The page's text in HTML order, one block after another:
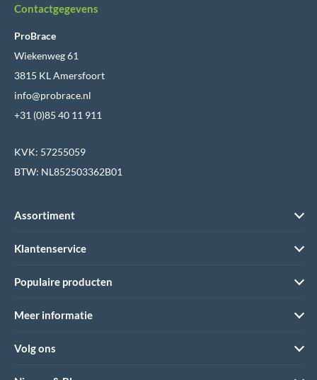
Contactgegevens
ProBrace
Wiekenweg 61
3815 KL Amersfoort
info@probrace.nl
+31 (0)85 40 11 911
KVK: 57255059
BTW: NL852503362B01
Assortiment
Klantenservice
Populaire producten
Meer informatie
Volg ons